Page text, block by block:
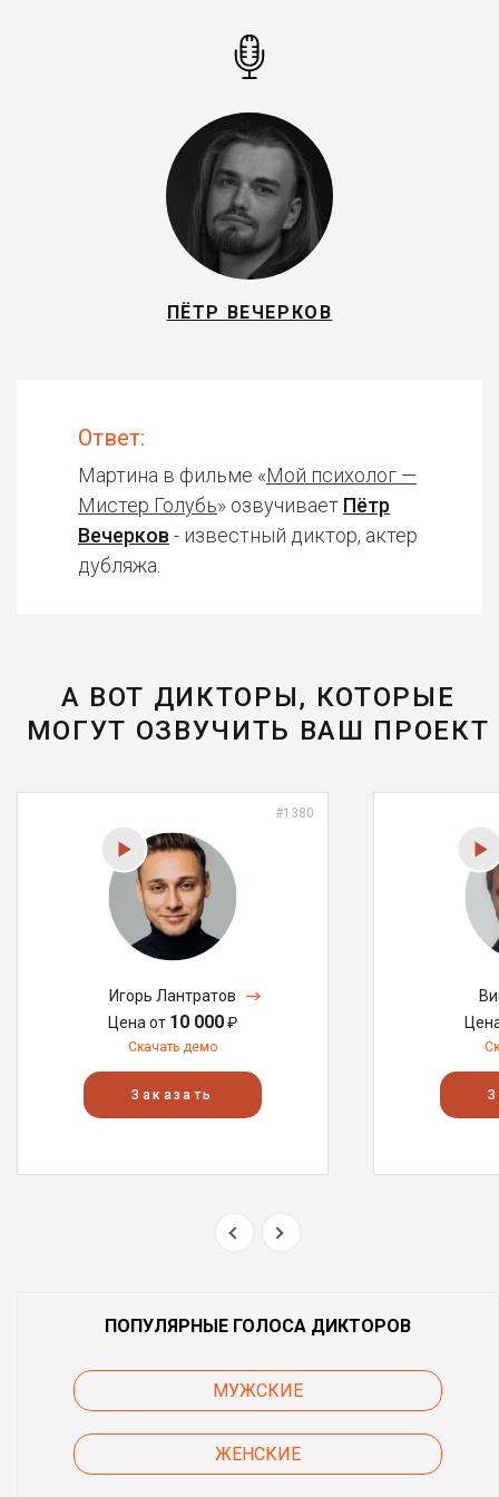
ПЁТР ВЕЧЕРКОВ
Ответ:
Мартина в фильме «Мой психолог —
Мистер Голубь» озвучивает Пётр
Вечерков - известный диктор, актер
дубляжа.
А ВОТ ДИКТОРЫ, КОТОРЫЕ
МОГУТ ОЗВУЧИТЬ ВАШ ПРОЕКТ
#1380
Игорь Лантратов
Цена от 10 000₽
Скачать демо
Заказать
ПОПУЛЯРНЫЕ ГОЛОСА ДИКТОРОВ
МУЖСКИЕ
ЖЕНСКИЕ